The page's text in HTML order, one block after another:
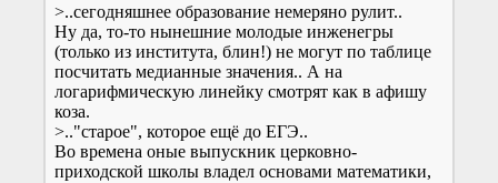
>..сегодняшнее образование немеряно рулит..
Ну да, то-то нынешние молодые инженегры
(только из института, блин!) не могут по таблице
посчитать медианные значения.. А на
логарифмическую линейку смотрят как в афишу
коза.
>.."старое", которое ещё до ЕГЭ..
Во времена оные выпускник церковно-
приходской школы владел основами математики,